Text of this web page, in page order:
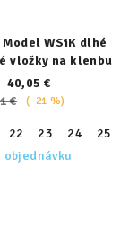
29 30 31
32
WSiK dlhé
vložky na klenbu
40,05 €
€
(–21 %)
22 23 24 25
objednávku